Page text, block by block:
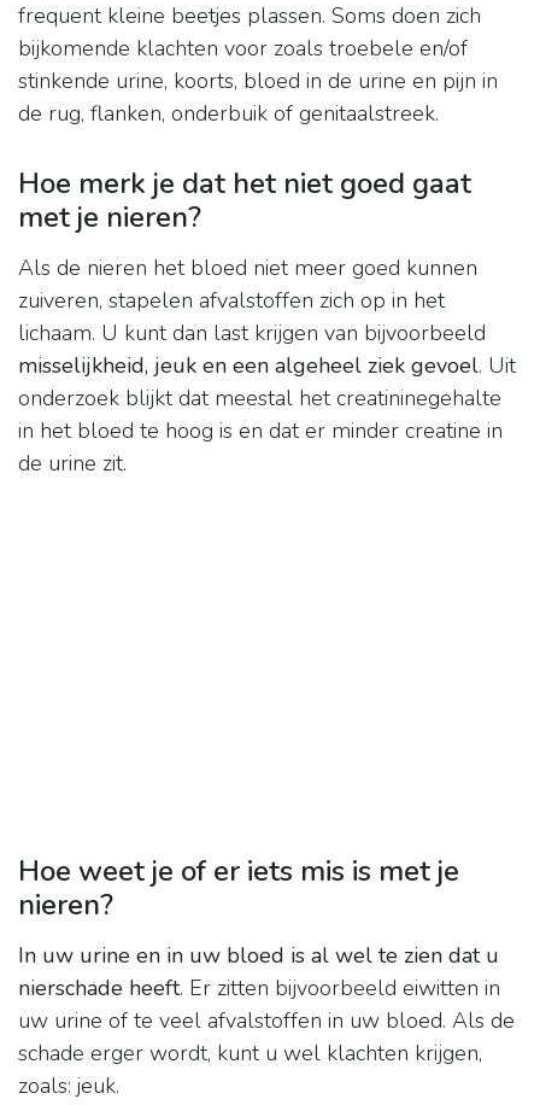
frequent kleine beetjes plassen. Soms doen zich
bijkomende klachten voor zoals troebele en/of
stinkende urine, koorts, bloed in de urine en pijn in
de rug, flanken, onderbuik of genitaalstreek.
Hoe merk je dat het niet goed gaat
met je nieren?
Als de nieren het bloed niet meer goed kunnen
zuiveren, stapelen afvalstoffen zich op in het
lichaam. U kunt dan last krijgen van bijvoorbeeld
misselijkheid, jeuk en een algeheel ziek gevoel. Uit
onderzoek blijkt dat meestal het creatininegehalte
in het bloed te hoog is en dat er minder creatine in
de urine zit.
Hoe weet je of er iets mis is met je
nieren?
In uw urine en in uw bloed is al wel te zien dat u
nierschade heeft. Er zitten bijvoorbeeld eiwitten in
uw urine of te veel afvalstoffen in uw bloed. Als de
schade erger wordt, kunt u wel klachten krijgen,
zoals: jeuk.